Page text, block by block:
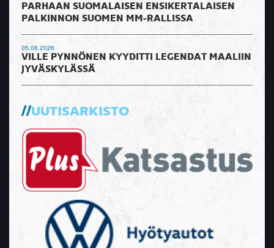
PARHAAN SUOMALAISEN ENSIKERTALAISEN
PALKINNON SUOMEN MM-RALLISSA
05.08.2026
VILLE PYNNÖNEN KYYDITTI LEGENDAT MAALIIN
JYVÄSKYLÄSSÄ
UUTISARKISTO